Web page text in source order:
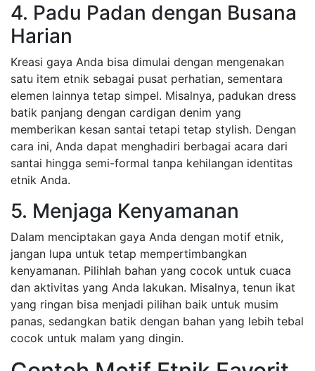
4. Padu Padan dengan Busana
Harian
Kreasi gaya Anda bisa dimulai dengan mengenakan
satu item etnik sebagai pusat perhatian, sementara
elemen lainnya tetap simpel. Misalnya, padukan dress
batik panjang dengan cardigan denim yang
memberikan kesan santai tetapi tetap stylish. Dengan
cara ini, Anda dapat menghadiri berbagai acara dari
santai hingga semi-formal tanpa kehilangan identitas
etnik Anda.
5. Menjaga Kenyamanan
Dalam menciptakan gaya Anda dengan motif etnik,
jangan lupa untuk tetap mempertimbangkan
kenyamanan. Pilihlah bahan yang cocok untuk cuaca
dan aktivitas yang Anda lakukan. Misalnya, tenun ikat
yang ringan bisa menjadi pilihan baik untuk musim
panas, sedangkan batik dengan bahan yang lebih tebal
cocok untuk malam yang dingin.